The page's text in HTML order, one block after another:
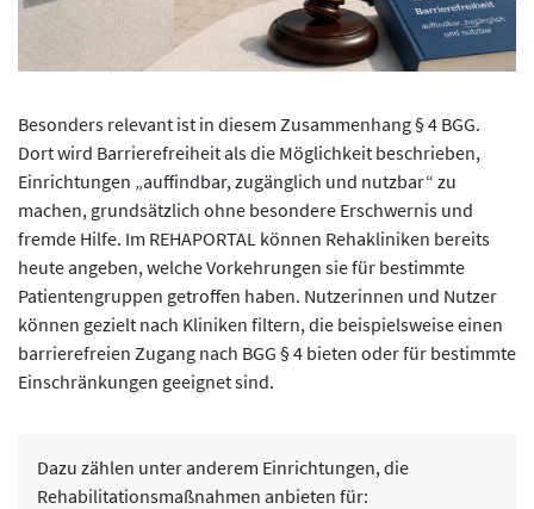
Besonders relevant ist in diesem Zusammenhang § 4 BGG.
Dort wird Barrierefreiheit als die Möglichkeit beschrieben,
Einrichtungen „auffindbar, zugänglich und nutzbar“ zu
machen, grundsätzlich ohne besondere Erschwernis und
fremde Hilfe. Im REHAPORTAL können Rehakliniken bereits
heute angeben, welche Vorkehrungen sie für bestimmte
Patientengruppen getroffen haben. Nutzerinnen und Nutzer
können gezielt nach Kliniken filtern, die beispielsweise einen
barrierefreien Zugang nach BGG § 4 bieten oder für bestimmte
Einschränkungen geeignet sind.
Dazu zählen unter anderem Einrichtungen, die
Rehabilitationsmaßnahmen anbieten für: